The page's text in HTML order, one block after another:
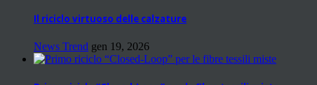
Il riciclo virtuoso delle calzature
News Trend gen 19, 2026